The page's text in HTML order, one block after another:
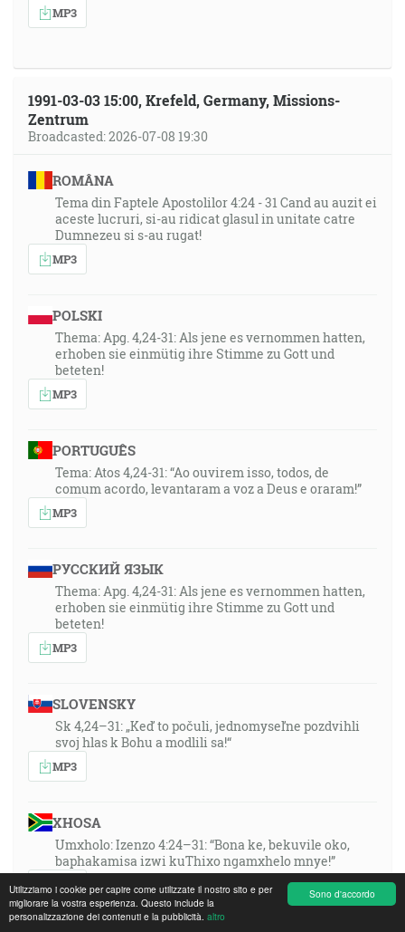
Sono d'accordo
Utilizziamo i cookie per capire come utilizzate il nostro sito e per
migliorare la vostra esperienza. Questo include la
personalizzazione dei contenuti e la pubblicità. altro
MP3
1991-03-03 15:00, Krefeld, Germany, Missions-
Zentrum
Broadcasted: 2026-07-08 19:30
ROMÂNA
Tema din Faptele Apostolilor 4:24 - 31 Cand au auzit ei
aceste lucruri, si-au ridicat glasul in unitate catre
Dumnezeu si s-au rugat!
MP3
POLSKI
Thema: Apg. 4,24-31: Als jene es vernommen hatten,
erhoben sie einmütig ihre Stimme zu Gott und
beteten!
MP3
PORTUGUÊS
Tema: Atos 4,24-31: “Ao ouvirem isso, todos, de
comum acordo, levantaram a voz a Deus e oraram!”
MP3
РУССКИЙ ЯЗЫК
Thema: Apg. 4,24-31: Als jene es vernommen hatten,
erhoben sie einmütig ihre Stimme zu Gott und
beteten!
MP3
SLOVENSKY
Sk 4,24–31: „Keď to počuli, jednomyseľne pozdvihli
svoj hlas k Bohu a modlili sa!“
MP3
XHOSA
Umxholo: Izenzo 4:24–31: “Bona ke, bekuvile oko,
baphakamisa izwi kuThixo ngamxhelo mnye!”
MP3